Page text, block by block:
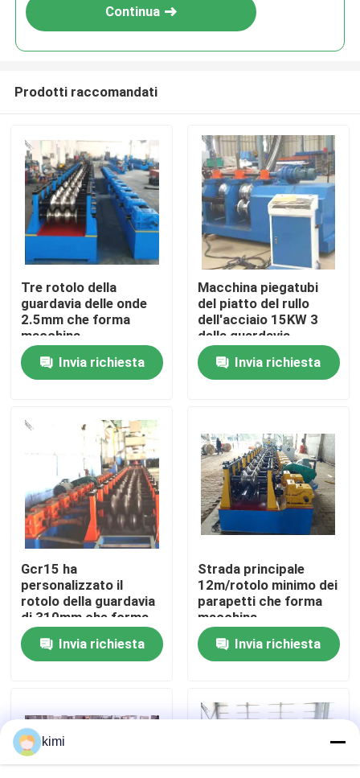
Casa.
Prodotti
Visita alla fabbrica
Controllo di qualità
Contattaci
Notizie
Chiedi un preventivo
freno della pressa idraulica di CNC
Continua
Prodotti raccomandati
Tre rotolo della
guardavia delle onde
2.5mm che forma
macchina
Invia richiesta
Macchina piegatubi
del piatto del rullo
dell'acciaio 15KW 3
della guardavia
Invia richiesta
Gcr15 ha
personalizzato il
rotolo della guardavia
di 310mm che forma
la macchina
Invia richiesta
Strada principale
12m/rotolo minimo dei
parapetti che forma
macchina
Invia richiesta
kimi